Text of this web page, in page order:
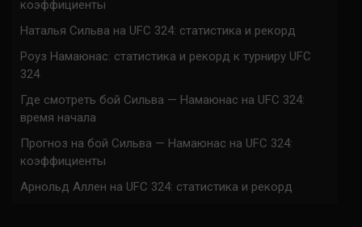
коэффициенты
Наталья Сильва на UFC 324: статистика и рекорд
Роуз Намаюнас: статистика и рекорд к турниру UFC
324
Где смотреть бой Сильва — Намаюнас на UFC 324:
время начала
Прогноз на бой Сильва — Намаюнас на UFC 324:
коэффициенты
Арнольд Аллен на UFC 324: статистика и рекорд